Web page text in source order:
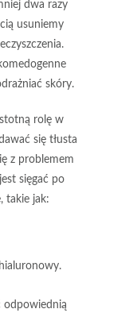
dwa razy
usuniemy
skóry.
rolę w
się tłusta
z problemem
sięgać po
takie jak: